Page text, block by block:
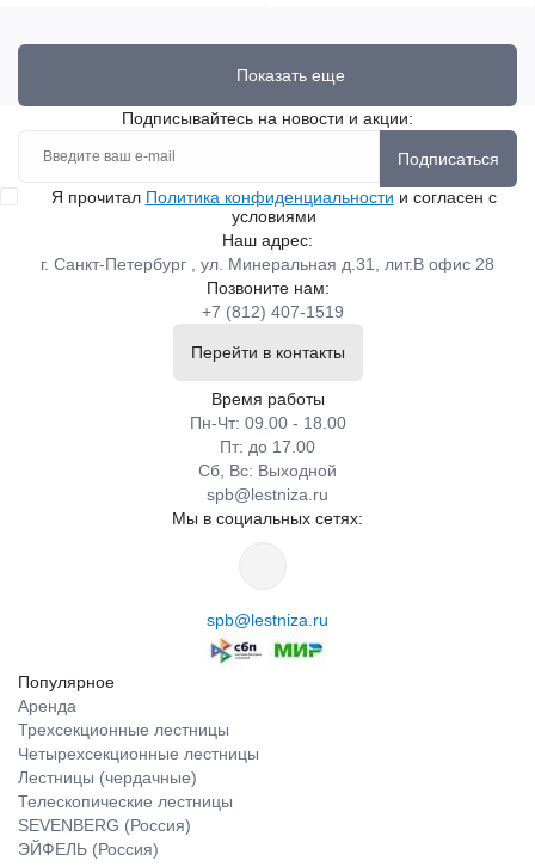
Показать еще
Подписывайтесь на новости и акции:
Подписаться
Я прочитал Политика конфиденциальности и согласен с
условиями
Наш адрес:
г. Санкт-Петербург , ул. Минеральная д.31, лит.В офис 28
Позвоните нам:
+7 (812) 407-1519
Перейти в контакты
Время работы
Пн-Чт: 09.00 - 18.00
Пт: до 17.00
Сб, Вс: Выходной
spb@lestniza.ru
Мы в социальных сетях:
spb@lestniza.ru
Популярное
Аренда
Трехсекционные лестницы
Четырехсекционные лестницы
Лестницы (чердачные)
Телескопические лестницы
SEVENBERG (Россия)
ЭЙФЕЛЬ (Россия)